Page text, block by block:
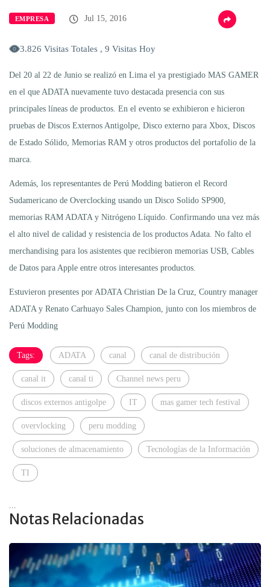
EMPRESA Jul 15, 2016
3.826 Visitas Totales , 9 Visitas Hoy
Del 20 al 22 de Junio se realizó en Lima el ya prestigiado MAS GAMER
en el que ADATA nuevamente tuvo destacada presencia con sus
principales líneas de productos. En el evento se exhibieron e hicieron
pruebas de Discos Externos Antigolpe, Disco externo para Xbox, Discos
de Estado Sólido, Memorias RAM y otros productos del portafolio de la
marca.
Además, los representantes de Perú Modding batieron el Record
Sudamericano de Overclocking usando un Disco Solido SP900,
memorias RAM ADATA y Nitrógeno Líquido. Confirmando una vez más
el alto nivel de calidad y resistencia de los productos Adata. No falto el
merchandising para los asistentes que recibieron memorias USB, Cables
de Datos para Apple entre otros interesantes productos.
Estuvieron presentes por ADATA Christian De la Cruz, Country manager
ADATA y Renato Carhuayo Sales Champion, junto con los miembros de
Perú Modding
Tags: ADATA canal canal de distribución
canal it canal ti Channel news peru
discos externos antigolpe IT mas gamer tech festival
overvlocking peru modding
soluciones de almacenamiento Tecnologías de la Información
TI
Notas Relacionadas